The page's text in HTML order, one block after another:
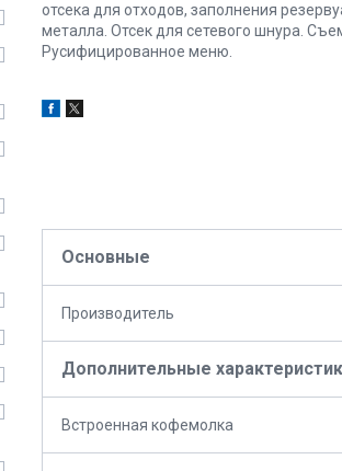
отсека для отходов, заполнения
металла. Отсек для сетевого шнура.
Русифицированное меню.
Основные
Производитель
Дополнительные
Встроенная кофемолка